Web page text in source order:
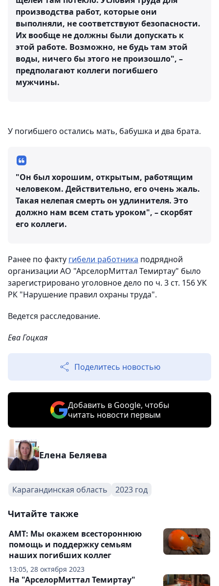
производства работ, которые они
выполняли, не соответствуют безопасности.
Их вообще не должны были допускать к
этой работе. Возможно, не будь там этой
воды, ничего бы этого не произошло", –
предполагают коллеги погибшего
мужчины.
У погибшего остались мать, бабушка и два брата.
"Он был хорошим, открытым, работящим
человеком. Действительно, его очень жаль.
Такая нелепая смерть он удлинителя. Это
должно нам всем стать уроком", – скорбят
его коллеги.
Ранее по факту гибели работника подрядной
организации АО "АрселорМиттал Темиртау" было
зарегистрировано уголовное дело по ч. 3 ст. 156 УК
РК "Нарушение правил охраны труда".
Ведется расследование.
Ева Гоцкая
Поделитесь новостью
Добавить в Google, чтобы
читать новости первым
Елена Беляева
Карагандинская область 2023 год
Читайте также
13:05, 28 октября 2023
АМТ: Мы окажем всестороннюю
помощь и поддержку семьям
наших погибших коллег
На "АрселорМиттал Темиртау"